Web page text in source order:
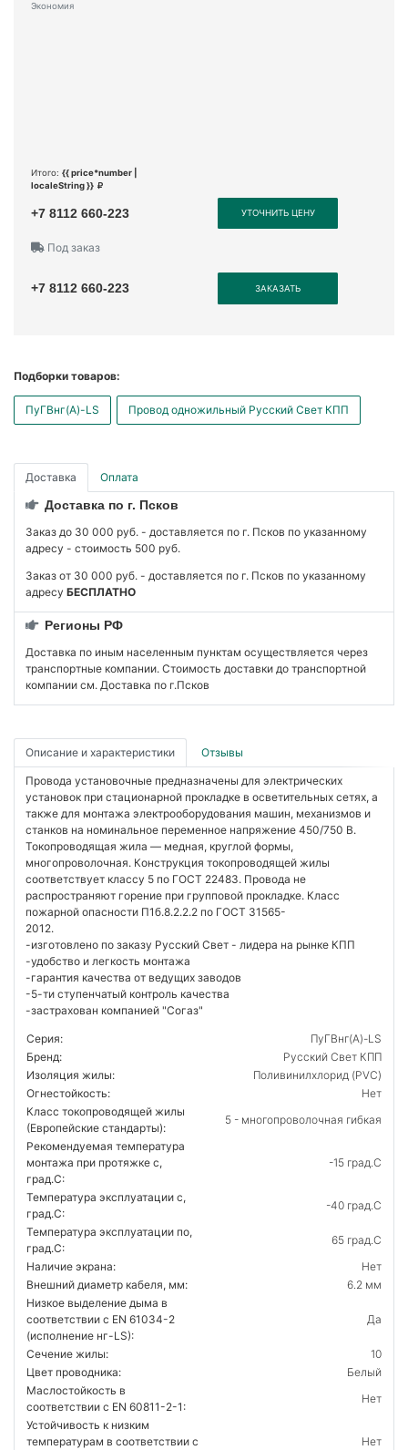
Экономия
Итого: {{ price*number |
localeString }}
+7 8112 660-223 УТОЧНИТЬ ЦЕНУ
Под заказ
+7 8112 660-223 ЗАКАЗАТЬ
Подборки товаров:
ПуГВнг(А)-LS Провод одножильный Русский Свет КПП
Доставка Оплата
Доставка по г. Псков
Заказ до 30 000 руб. - доставляется по г. Псков по указанному
адресу - стоимость 500 руб.
Заказ от 30 000 руб. - доставляется по г. Псков по указанному
адресу БЕСПЛАТНО
Регионы РФ
Доставка по иным населенным пунктам осуществляется через
транспортные компании. Стоимость доставки до транспортной
компании см. Доставка по г.Псков
Описание и характеристики Отзывы
Провода установочные предназначены для электрических
установок при стационарной прокладке в осветительных сетях, а
также для монтажа электрооборудования машин, механизмов и
станков на номинальное переменное напряжение 450/750 В.
Токопроводящая жила — медная, круглой формы,
многопроволочная. Конструкция токопроводящей жилы
соответствует классу 5 по ГОСТ 22483. Провода не
распространяют горение при групповой прокладке. Класс
пожарной опасности П1б.8.2.2.2 по ГОСТ 31565-
-изготовлено по заказу Русский Свет - лидера на рынке КПП
-удобство и легкость монтажа
-гарантия качества от ведущих заводов
-5-ти ступенчатый контроль качества
-застрахован компанией "Согаз"
Серия:
ПуГВнг(А)-LS
Бренд:
Русский Свет КПП
Изоляция жилы:
Поливинилхлорид (PVC)
Огнестойкость:
Нет
Класс токопроводящей жилы
(Европейские стандарты):
5 - многопроволочная гибкая
Рекомендуемая температура
монтажа при протяжке с,
град.C:
-15 град.C
Температура эксплуатации с,
град.C:
-40 град.C
Температура эксплуатации по,
град.C:
65 град.C
Наличие экрана:
Нет
Внешний диаметр кабеля, мм:
6.2 мм
Низкое выделение дыма в
соответствии с EN 61034-2
(исполнение нг-LS):
Да
Сечение жилы:
10
Цвет проводника:
Белый
Маслостойкость в
соответствии с EN 60811-2-1:
Нет
Устойчивость к низким
температурам в соответствии с
Нет